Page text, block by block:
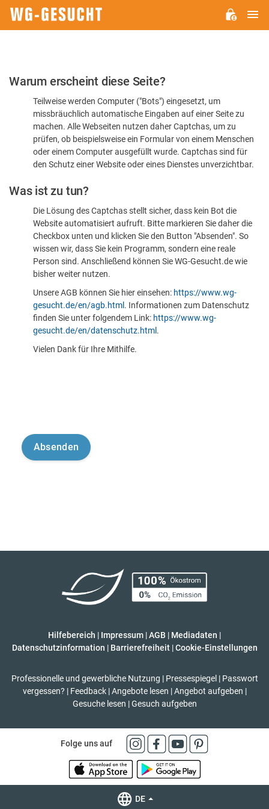
Bitte
dass
sind
Warum erscheint diese Seite?
Teilweise werden Computer ("Bots") eingesetzt, um
missbräuchlich automatische Eingaben auf einer Seite zu
machen. Alle Webseiten nutzen daher Captchas, um zu
prüfen, ob beispielsweise ein Formular von einem Menschen
oder einem Computer ausgefüllt wurde. Captchas sind für
den Schutz einer Website oder eines Dienstes unverzichtbar.
Was ist zu tun?
Die Lösung des Captchas stellt sicher, dass kein Bot die
Website automatisiert aufruft. Bitte markieren Sie daher die
Checkbox unten und klicken Sie den Button "Absenden". So
wissen wir, dass Sie kein Programm, sondern eine reale
Person sind. Anschließend können Sie WG-Gesucht.de wie
bisher weiter nutzen.
Unsere AGB können Sie hier einsehen: https://www.wg-
gesucht.de/en/agb.html . Informationen zum Datenschutz
finden Sie unter folgendem Link: https://www.wg-
gesucht.de/en/datenschutz.html .
Vielen Dank für Ihre Mithilfe.
Hilfebereich | Impressum |AGB | Mediadaten |
Datenschutzinformation | Barrierefreiheit | Cookie-Einstellungen
Professionelle und gewerbliche Nutzung | Pressespiegel | Passwort
vergessen? | Feedback | Angebote lesen | Angebot aufgeben |
Gesuche lesen | Gesuch aufgeben
Folge uns auf
DE